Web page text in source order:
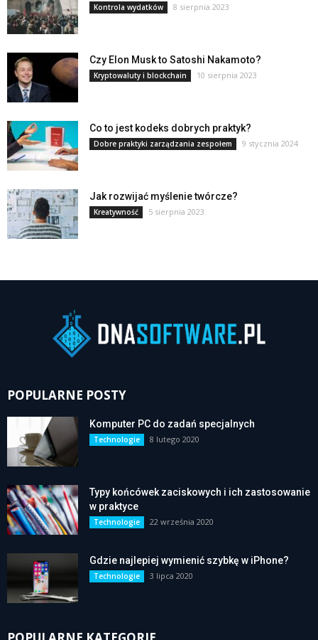
Kontrola wydatków 8 sierpnia 2023
Czy Elon Musk to Satoshi Nakamoto?
Kryptowaluty i blockchain 10 sierpnia 2023
Co to jest kodeks dobrych praktyk?
Dobre praktyki zarządzania zespołem 9 stycznia 2024
Jak rozwijać myślenie twórcze?
Kreatywność 5 sierpnia 2023
POPULARNE POSTY
Komputer PC do zadań specjalnych
Technologie 8 lutego 2020
Typy końcówek zaciskowych i ich zastosowanie
w praktyce
Technologie 22 września 2020
Gdzie najlepiej wymienić szybkę w iPhone?
Technologie 3 lipca 2020